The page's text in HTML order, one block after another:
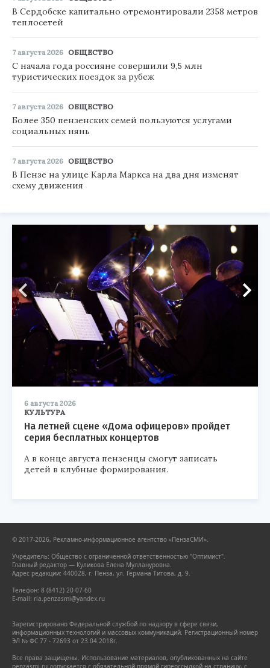
В Сердобске капитально отремонтировали 2358 метров
теплосетей
7 августа 2026 ОБЩЕСТВО
С начала года россияне совершили 9,5 млн
туристических поездок за рубеж
7 августа 2026 ОБЩЕСТВО
Более 350 пензенских семей пользуются услугами
социальных нянь
7 августа 2026 ОБЩЕСТВО
В Пензе на улице Карла Маркса на два дня изменят
схему движения
6 августа 2026
КУЛЬТУРА
На летней сцене «Дома офицеров» пройдет
серия бесплатных концертов
А в конце августа пензенцы смогут записать
детей в клубные формирования.
© 2017-2026, Рекламно-информационное агентство «ПензаСМИ».
Учредитель: Общество с ограниченной ответственностью "Оптимист".
Главный редактор — Куликова Елена Муллануровна.
Адрес редакции: 440028, г. Пенза, ул. Германа Титова, д. 9.
Телефон: 8 (8412) 20-07-60
E-mail: ria.penzasmi@yandex.ru
Зарегистрировано Федеральной службой по надзору в сфере связи,
информационных технологий и массовых коммуникаций. Регистрационный номер
ЭЛ № ФС 77 - 72693 от 23.04.2018г.
Все права защищены. Использование материалов, опубликованных на сайте